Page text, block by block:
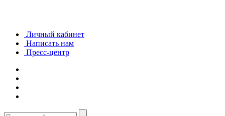
Личный кабинет
Написать нам
Пресс-центр